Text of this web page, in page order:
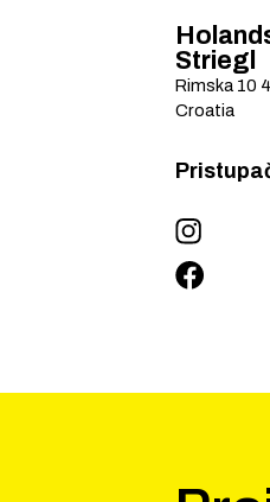
Striegl
Rimska 10
Croatia